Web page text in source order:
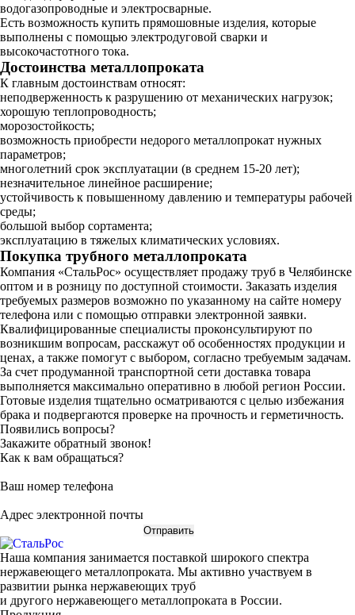
водогазопроводные и электросварные.
Есть возможность купить прямошовные изделия, которые
выполнены с помощью электродуговой сварки и
высокочастотного тока.
Достоинства металлопроката
К главным достоинствам относят:
неподверженность к разрушению от механических нагрузок;
хорошую теплопроводность;
морозостойкость;
возможность приобрести недорого металлопрокат нужных
параметров;
многолетний срок эксплуатации (в среднем 15-20 лет);
незначительное линейное расширение;
устойчивость к повышенному давлению и температуры рабочей
среды;
большой выбор сортамента;
эксплуатацию в тяжелых климатических условиях.
Покупка трубного металлопроката
Компания «СтальРос» осуществляет продажу труб в Челябинске
оптом и в розницу по доступной стоимости. Заказать изделия
требуемых размеров возможно по указанному на сайте номеру
телефона или с помощью отправки электронной заявки.
Квалифицированные специалисты проконсультируют по
возникшим вопросам, расскажут об особенностях продукции и
ценах, а также помогут с выбором, согласно требуемым задачам.
За счет продуманной транспортной сети доставка товара
выполняется максимально оперативно в любой регион России.
Готовые изделия тщательно осматриваются с целью избежания
брака и подвергаются проверке на прочность и герметичность.
Появились вопросы?
Закажите обратный звонок!
Как к вам обращаться?
Ваш номер телефона
Адрес электронной почты
Наша компания занимается поставкой широкого спектра
нержавеющего металлопроката. Мы активно участвуем в
развитии рынка нержавеющих труб
и другого нержавеющего металлопроката в России.